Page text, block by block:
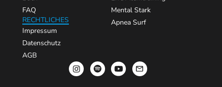
Mental Stark
Apnea Surf
FAQ
RECHTLICHES
Impressum
Datenschutz
AGB